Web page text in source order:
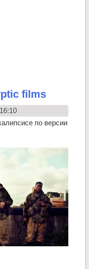
films
по версии